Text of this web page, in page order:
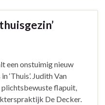
een onstuimig nieuw
‘Thuis’. Judith Van
plichtsbewuste flapuit,
De Decker.